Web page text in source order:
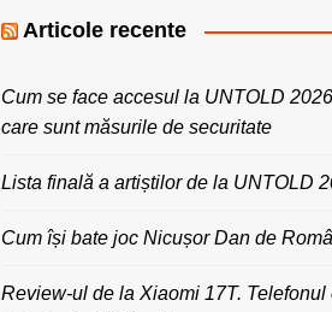
Articole recente
Cum se face accesul la UNTOLD
care sunt măsurile de securitate
Lista finală a artiștilor de la UNTOLD
Cum își bate joc Nicușor Dan de
Review-ul de la Xiaomi 17T. Telefonul